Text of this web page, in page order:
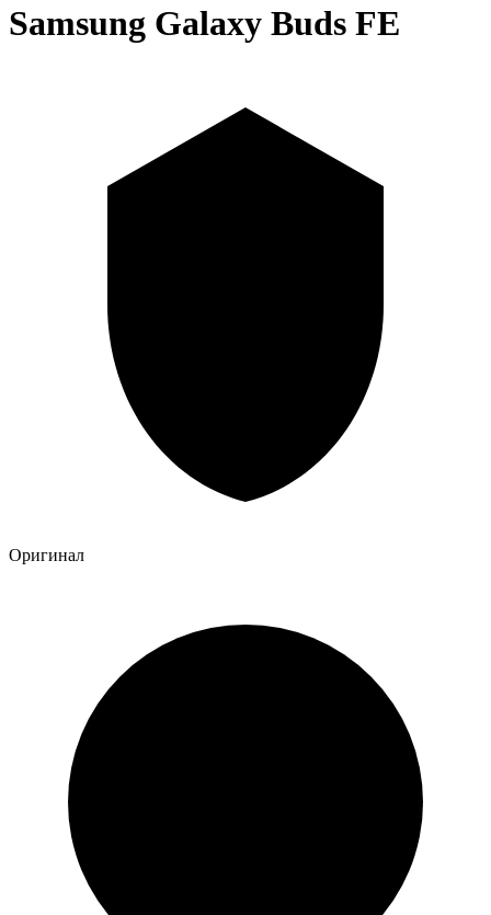
Samsung Galaxy Buds FE
Оригинал